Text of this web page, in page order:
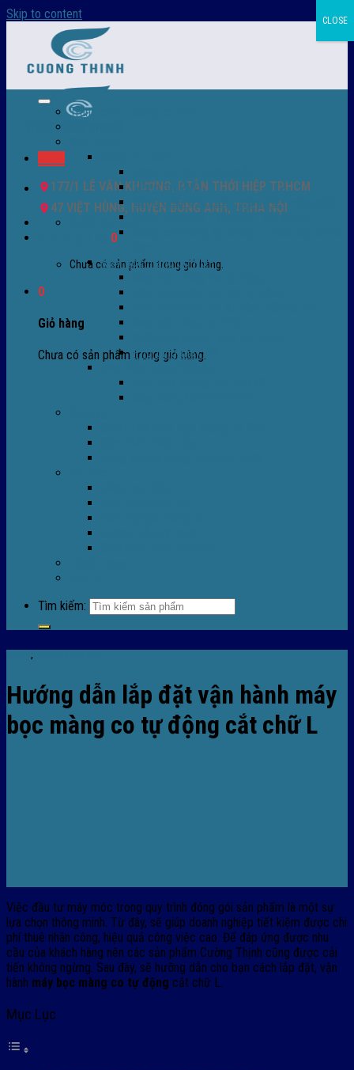
Skip to content
177/1 LÊ VĂN KHƯƠNG, P.TÂN THỚI HIỆP TP.HCM
47 VIỆT HÙNG, HUYỆN ĐÔNG ANH, TP.HÀ NỘI
0932 756 950
0
Chưa có sản phẩm trong giỏ hàng.
0
Giỏ hàng
Chưa có sản phẩm trong giỏ hàng.
Trang chủ – Màng co POF
Màng co PVC
Màng quấn PALLET- màng PE- màng chit
Màng skinpack - skinfilm - hút sát da
Máy bọc màng co POF
Phụ tùng thay thế
Tìm kiếm:
,
Hướng dẫn lắp đặt vận hành máy
bọc màng co tự động cắt chữ L
Việc đầu tư máy móc trong quy trình đóng gói sản phẩm là một sự
lựa chọn thông minh. Từ đây, sẽ giúp doanh nghiệp tiết kiệm được chi
phí thuê nhân công, hiệu quả công việc cao. Để đáp ứng được nhu
cầu của khách hàng nên các sản phẩm Cường Thịnh cũng được cải
tiến không ngừng. Sau đây, sẽ hưỡng dẫn cho bạn cách lắp đặt, vận
hành máy bọc màng co tự động cắt chữ L.
Mục Lục
CLOSE